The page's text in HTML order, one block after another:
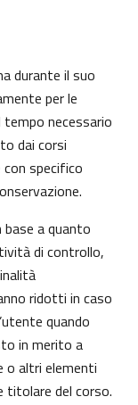
durante il suo
per le
necessario
dai corsi
specifico
a quanto
di controllo,
ridotti in caso
quando
in merito a
altri elementi
del corso.